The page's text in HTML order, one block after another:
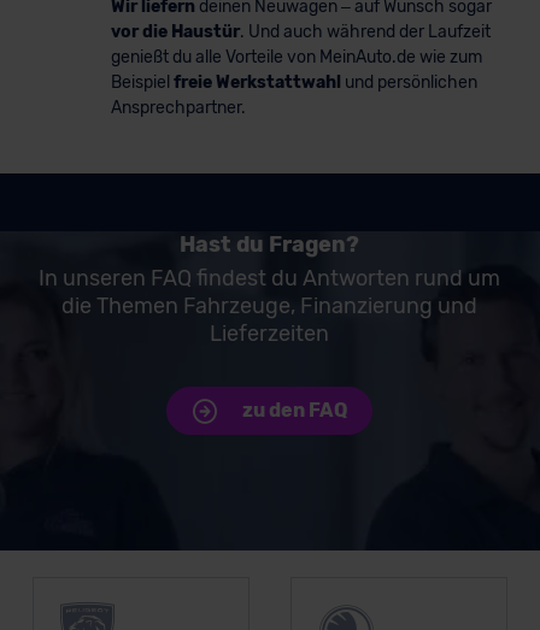
Wir liefern deinen Neuwagen – auf Wunsch sogar
vor die Haustür. Und auch während der Laufzeit
genießt du alle Vorteile von MeinAuto.de wie zum
Beispiel freie Werkstattwahl und persönlichen
Ansprechpartner.
Hast du Fragen?
In unseren FAQ findest du Antworten rund um
die Themen Fahrzeuge, Finanzierung und
Lieferzeiten
zu den FAQ